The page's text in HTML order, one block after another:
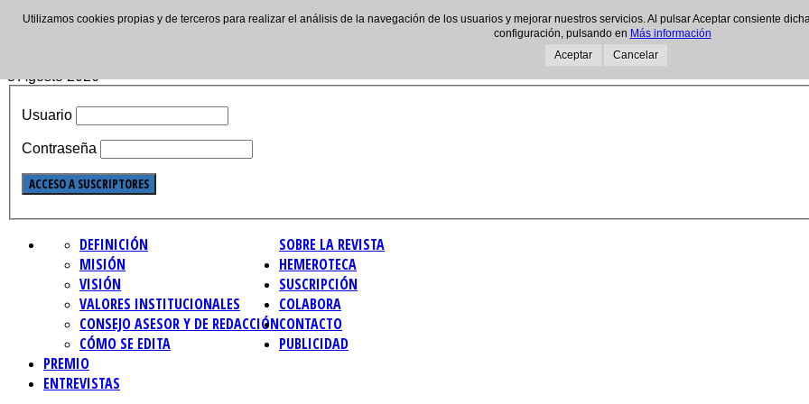
8 Agosto 2026
Usuario
Contraseña
SOBRE LA REVISTA
DEFINICIÓN
MISIÓN
VISIÓN
VALORES INSTITUCIONALES
CONSEJO ASESOR Y DE REDACCIÓN
CÓMO SE EDITA
HEMEROTECA
SUSCRIPCIÓN
COLABORA
CONTACTO
PUBLICIDAD
PREMIO
ENTREVISTAS
Utilizamos cookies propias y de terceros para realizar el análisis de la navegación de los usuarios y mejorar nuestros servicios. Al pulsar Aceptar consiente
configuración, pulsando en Más información
Aceptar
Cancelar